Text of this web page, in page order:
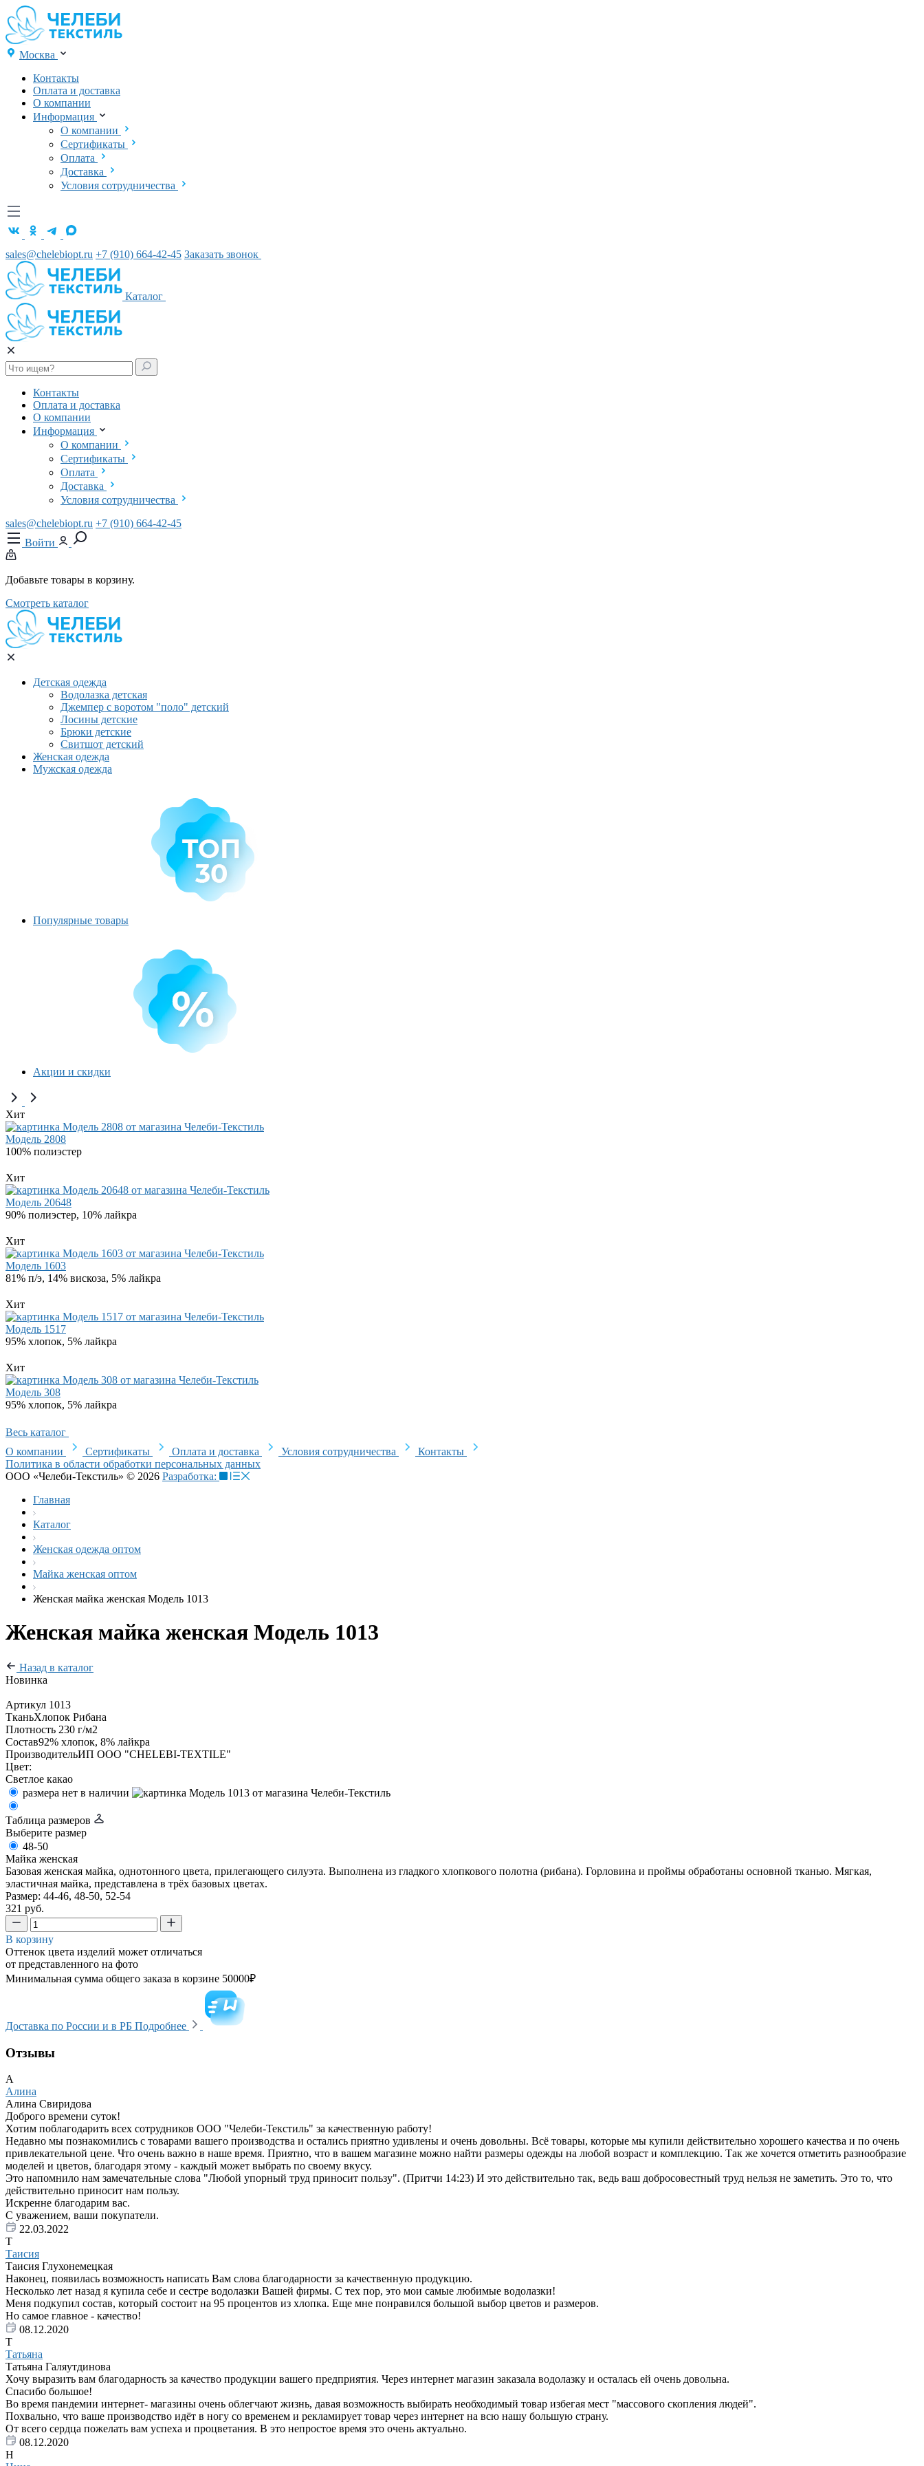
Москва
Контакты
Оплата и доставка
О компании
Информация
О компании
Сертификаты
Оплата
Доставка
Условия сотрудничества
sales@chelebiopt.ru +7 (910) 664-42-45 Заказать звонок
Каталог
Контакты
Оплата и доставка
О компании
Информация
О компании
Сертификаты
Оплата
Доставка
Условия сотрудничества
sales@chelebiopt.ru +7 (910) 664-42-45
Войти
Добавьте товары в корзину.
Смотреть каталог
Детская одежда
Водолазка детская
Джемпер с воротом "поло" детский
Лосины детские
Брюки детские
Свитшот детский
Женская одежда
Мужская одежда
Популярные товары
Акции и скидки
Хит
Модель 2808
100% полиэстер
Хит
Модель 20648
90% полиэстер, 10% лайкра
Хит
Модель 1603
81% п/э, 14% вискоза, 5% лайкра
Хит
Модель 1517
95% хлопок, 5% лайкра
Хит
Модель 308
95% хлопок, 5% лайкра
Весь каталог
О компании
Сертификаты Оплата и доставка Условия сотрудничества
Контакты
Политика в области обработки персональных данных
ООО «Челеби-Текстиль» © 2026 Разработка:
Главная
Каталог
Женская одежда оптом
Майка женская оптом
Женская майка женская Модель 1013
Женская майка женская Модель 1013
Назад в каталог
Новинка
Артикул 1013
ТканьХлопок Рибана
Плотность 230 г/м2
Состав92% хлопок, 8% лайкра
ПроизводительИП ООО "CHELEBI-TEXTILE"
Цвет:
Светлое какао
размера нет в наличии
Таблица размеров
Выберите размер
48-50
Майка женская
Базовая женская майка, однотонного цвета, прилегающего силуэта. Выполнена из гладкого хлопкового полотна (рибана). Горловина и проймы обработаны основной тканью. Мягкая,
эластичная майка, представлена в трёх базовых цветах.
Размер: 44-46, 48-50, 52-54
321 руб.
В корзину
Оттенок цвета изделий может отличаться
от представленного на фото
Минимальная сумма общего заказа в корзине 50000₽
Доставка по России и в РБ Подробнее
Отзывы
А
Алина
Алина Свиридова
Доброго времени суток!
Хотим поблагодарить всех сотрудников ООО "Челеби-Текстиль" за качественную работу!
Недавно мы познакомились с товарами вашего производства и остались приятно удивлены и очень довольны. Всё товары, которые мы купили действительно хорошего качества и по очень
привлекательной цене. Что очень важно в наше время. Приятно, что в вашем магазине можно найти размеры одежды на любой возраст и комплекцию. Так же хочется отметить разнообразие
моделей и цветов, благодаря этому - каждый может выбрать по своему вкусу.
Это напомнило нам замечательные слова "Любой упорный труд приносит пользу". (Притчи 14:23) И это действительно так, ведь ваш добросовестный труд нельзя не заметить. Это то, что
действительно приносит нам пользу.
Искренне благодарим вас.
С уважением, ваши покупатели.
22.03.2022
Т
Таисия
Таисия Глухонемецкая
Наконец, появилась возможность написать Вам слова благодарности за качественную продукцию.
Несколько лет назад я купила себе и сестре водолазки Вашей фирмы. С тех пор, это мои самые любимые водолазки!
Меня подкупил состав, который состоит на 95 процентов из хлопка. Еще мне понравился большой выбор цветов и размеров.
Но самое главное - качество!
08.12.2020
Т
Татьяна
Татьяна Галяутдинова
Хочу выразить вам благодарность за качество продукции вашего предприятия. Через интернет магазин заказала водолазку и осталась ей очень довольна.
Спасибо большое!
Во время пандемии интернет- магазины очень облегчают жизнь, давая возможность выбирать необходимый товар избегая мест "массового скопления людей".
Похвально, что ваше производство идёт в ногу со временем и рекламирует товар через интернет на всю нашу большую страну.
От всего сердца пожелать вам успеха и процветания. В это непростое время это очень актуально.
08.12.2020
Н